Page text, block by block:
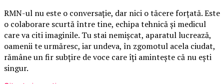
RMN-ul nu este o conversație, dar nici o tăcere forțată. Este
o colaborare scurtă între tine, echipa tehnică și medicul
care va citi imaginile. Tu stai nemișcat, aparatul lucrează,
oamenii te urmăresc, iar undeva, în zgomotul acela ciudat,
rămâne un fir subțire de voce care îți amintește că nu ești
singur.